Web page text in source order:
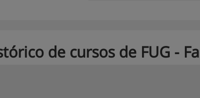
de cursos de FUG -